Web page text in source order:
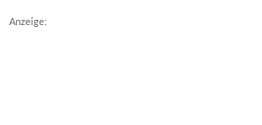
Anzeige: